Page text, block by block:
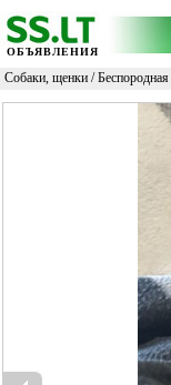
ОБЪЯВЛЕНИЯ
Собаки, щенки /Беспородная